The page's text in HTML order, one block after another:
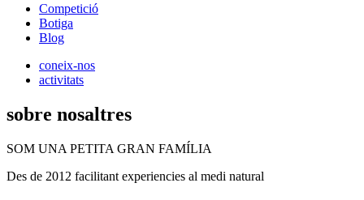
Competició
Botiga
Blog
coneix-nos
activitats
sobre nosaltres
SOM UNA PETITA GRAN FAMÍLIA
Des de 2012 facilitant experiencies al medi natural